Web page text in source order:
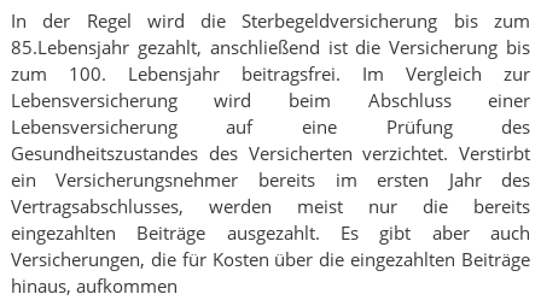
In der Regel wird die Sterbegeldversicherung bis zum
85.Lebensjahr gezahlt, anschließend ist die Versicherung bis
zum 100. Lebensjahr beitragsfrei. Im Vergleich zur
Lebensversicherung wird beim Abschluss einer
Lebensversicherung auf eine Prüfung des
Gesundheitszustandes des Versicherten verzichtet. Verstirbt
ein Versicherungsnehmer bereits im ersten Jahr des
Vertragsabschlusses, werden meist nur die bereits
eingezahlten Beiträge ausgezahlt. Es gibt aber auch
Versicherungen, die für Kosten über die eingezahlten Beiträge
hinaus, aufkommen